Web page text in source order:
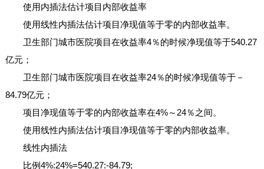
使用内插法估计项目内部收益率
使用线性内插法估计项目净现值等于零的内部收益率。
卫生部门城市医院项目在收益率4％的时候净现值等于540.27
亿元；
卫生部门城市医院项目在收益率24％的时候净现值等于－
84.79亿元；
项目净现值等于零的内部收益率在4%～24％之间。
使用线性内插法估计项目净现值等于零的内部收益率。
线性内插法
比例4%:24%=540.27:-84.79;